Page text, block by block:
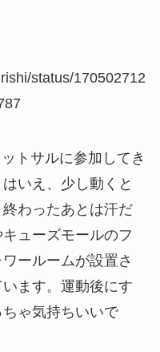
status/170502712
トサルに参加してき
いえ、少し動くと
わったあとは汗だ
ューズモールのフ
ールームが設置さ
ます。運動後にす
ゃ気持ちいいで